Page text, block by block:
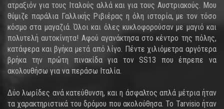
ατραξιόν για τους Ιταλούς αλλά και για τους Αυστριακούς. Μου
θύμιζε παράλια Γαλλικής Ριβιέρας η όλη ιστορία, με τον τόσο
κόσμο στα μαγαζιά. Όλοι και όλες κυκλοφορούσαν με μαγιό και
πολυτελή αυτοκίνητα! Αφού αγανάκτησα στο κέντρο της πόλης,
κατάφερα και βγήκα μετά από λίγο. Πέντε χιλιόμετρα αργότερα
βρήκα την πρώτη πινακίδα για τον SS13 που έπρεπε να
ακολουθήσω για να περάσω Ιταλία.
Δύο λωρίδες ανά κατεύθυνση, και η άσφαλτος απλά μέτρια ήταν
τα χαρακτηριστικά του δρόμου που ακολούθησα. Το Tarvisio ήταν